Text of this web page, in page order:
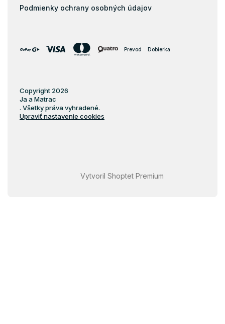
Podmienky ochrany osobných údajov
Prevod Dobierka
Vytvoril Shoptet Premium
Copyright 2026
Ja a Matrac
. Všetky práva vyhradené.
Upraviť nastavenie cookies